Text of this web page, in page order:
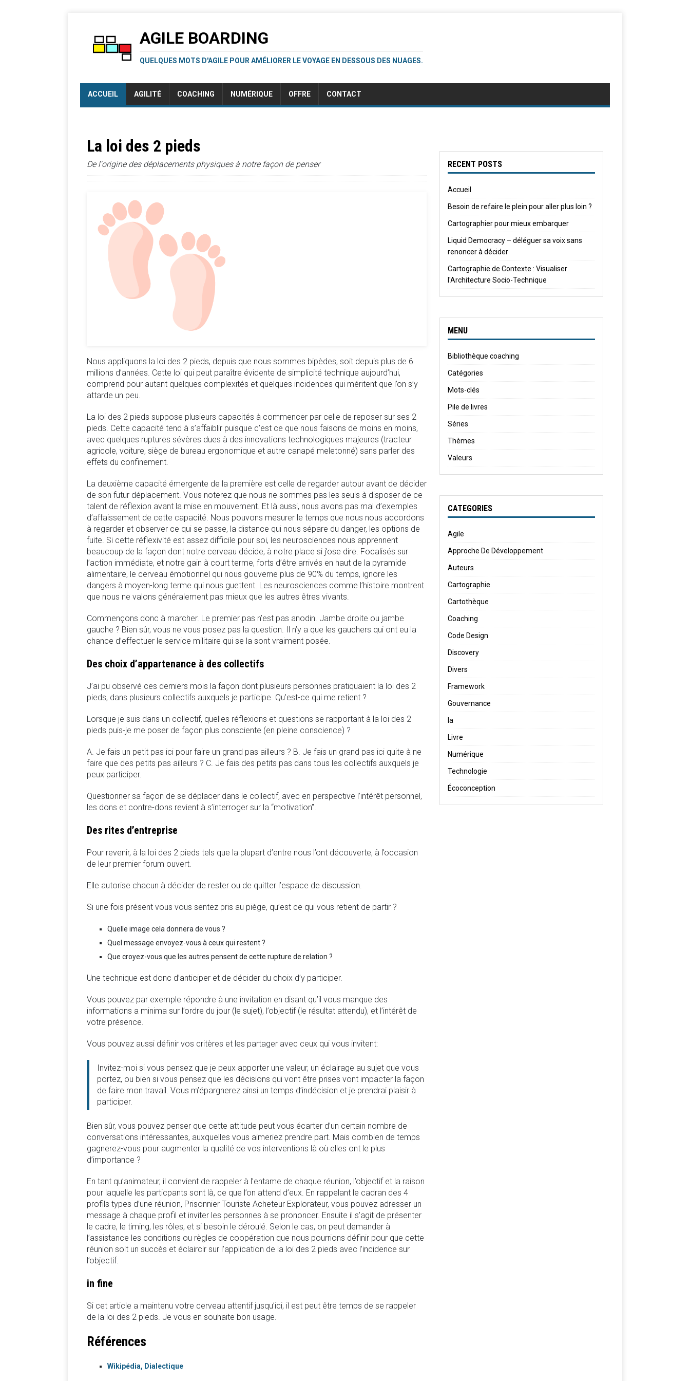
AGILE BOARDING
QUELQUES MOTS D'AGILE POUR AMÉLIORER LE VOYAGE EN DESSOUS DES NUAGES.
ACCUEIL AGILITÉ COACHING NUMÉRIQUE OFFRE CONTACT
La loi des 2 pieds
De l'origine des déplacements physiques à notre façon de penser
Nous appliquons la loi des 2 pieds, depuis que nous sommes bipèdes, soit depuis plus de 6
millions d’années. Cette loi qui peut paraître évidente de simplicité technique aujourd’hui,
comprend pour autant quelques complexités et quelques incidences qui méritent que l’on s’y
attarde un peu.
La loi des 2 pieds suppose plusieurs capacités à commencer par celle de reposer sur ses 2
pieds. Cette capacité tend à s’affaiblir puisque c’est ce que nous faisons de moins en moins,
avec quelques ruptures sévères dues à des innovations technologiques majeures (tracteur
agricole, voiture, siège de bureau ergonomique et autre canapé meletonné) sans parler des
effets du confinement.
La deuxième capacité émergente de la première est celle de regarder autour avant de décider
de son futur déplacement. Vous noterez que nous ne sommes pas les seuls à disposer de ce
talent de réflexion avant la mise en mouvement. Et là aussi, nous avons pas mal d’exemples
d’affaissement de cette capacité. Nous pouvons mesurer le temps que nous nous accordons
à regarder et observer ce qui se passe, la distance qui nous sépare du danger, les options de
fuite. Si cette réflexivité est assez difficile pour soi, les neurosciences nous apprennent
beaucoup de la façon dont notre cerveau décide, à notre place si j’ose dire. Focalisés sur
l’action immédiate, et notre gain à court terme, forts d’être arrivés en haut de la pyramide
alimentaire, le cerveau émotionnel qui nous gouverne plus de 90% du temps, ignore les
dangers à moyen-long terme qui nous guettent. Les neurosciences comme l’histoire montrent
que nous ne valons généralement pas mieux que les autres êtres vivants.
Commençons donc à marcher. Le premier pas n’est pas anodin. Jambe droite ou jambe
gauche ? Bien sûr, vous ne vous posez pas la question. Il n’y a que les gauchers qui ont eu la
chance d’effectuer le service militaire qui se la sont vraiment posée.
Des choix d’appartenance à des collectifs
J’ai pu observé ces derniers mois la façon dont plusieurs personnes pratiquaient la loi des 2
pieds, dans plusieurs collectifs auxquels je participe. Qu’est-ce qui me retient ?
Lorsque je suis dans un collectif, quelles réflexions et questions se rapportant à la loi des 2
pieds puis-je me poser de façon plus consciente (en pleine conscience) ?
A. Je fais un petit pas ici pour faire un grand pas ailleurs ? B. Je fais un grand pas ici quite à ne
faire que des petits pas ailleurs ? C. Je fais des petits pas dans tous les collectifs auxquels je
peux participer.
Questionner sa façon de se déplacer dans le collectif, avec en perspective l’intérêt personnel,
les dons et contre-dons revient à s’interroger sur la “motivation”.
Des rites d’entreprise
Pour revenir, à la loi des 2 pieds tels que la plupart d’entre nous l’ont découverte, à l’occasion
de leur premier forum ouvert.
Elle autorise chacun à décider de rester ou de quitter l’espace de discussion.
Si une fois présent vous vous sentez pris au piège, qu’est ce qui vous retient de partir ?
Quelle image cela donnera de vous ?
Quel message envoyez-vous à ceux qui restent ?
Que croyez-vous que les autres pensent de cette rupture de relation ?
Une technique est donc d’anticiper et de décider du choix d’y participer.
Vous pouvez par exemple répondre à une invitation en disant qu’il vous manque des
informations a minima sur l’ordre du jour (le sujet), l’objectif (le résultat attendu), et l’intérêt de
votre présence.
Vous pouvez aussi définir vos critères et les partager avec ceux qui vous invitent:
Invitez-moi si vous pensez que je peux apporter une valeur, un éclairage au sujet que vous
portez, ou bien si vous pensez que les décisions qui vont être prises vont impacter la façon
de faire mon travail. Vous m’épargnerez ainsi un temps d’indécision et je prendrai plaisir à
participer.
Bien sûr, vous pouvez penser que cette attitude peut vous écarter d’un certain nombre de
conversations intéressantes, auxquelles vous aimeriez prendre part. Mais combien de temps
gagnerez-vous pour augmenter la qualité de vos interventions là où elles ont le plus
d’importance ?
En tant qu’animateur, il convient de rappeler à l’entame de chaque réunion, l’objectif et la raison
pour laquelle les particpants sont là, ce que l’on attend d’eux. En rappelant le cadran des 4
profils types d’une réunion, Prisonnier Touriste Acheteur Explorateur, vous pouvez adresser un
message à chaque profil et inviter les personnes à se prononcer. Ensuite il s’agit de présenter
le cadre, le timing, les rôles, et si besoin le déroulé. Selon le cas, on peut demander à
l’assistance les conditions ou règles de coopération que nous pourrions définir pour que cette
réunion soit un succès et éclaircir sur l’application de la loi des 2 pieds avec l’incidence sur
l’objectif.
in fine
Si cet article a maintenu votre cerveau attentif jusqu’ici, il est peut être temps de se rappeler
de la loi des 2 pieds. Je vous en souhaite bon usage.
Références
Wikipédia, Dialectique
RECENT POSTS
Accueil
Besoin de refaire le plein pour aller plus loin ?
Cartographier pour mieux embarquer
Liquid Democracy – déléguer sa voix sans
renoncer à décider
Cartographie de Contexte : Visualiser
l'Architecture Socio-Technique
MENU
Bibliothèque coaching
Catégories
Mots-clés
Pile de livres
Séries
Thèmes
Valeurs
CATEGORIES
Agile
Approche De Développement
Auteurs
Cartographie
Cartothèque
Coaching
Code Design
Discovery
Divers
Framework
Gouvernance
Ia
Livre
Numérique
Technologie
Écoconception